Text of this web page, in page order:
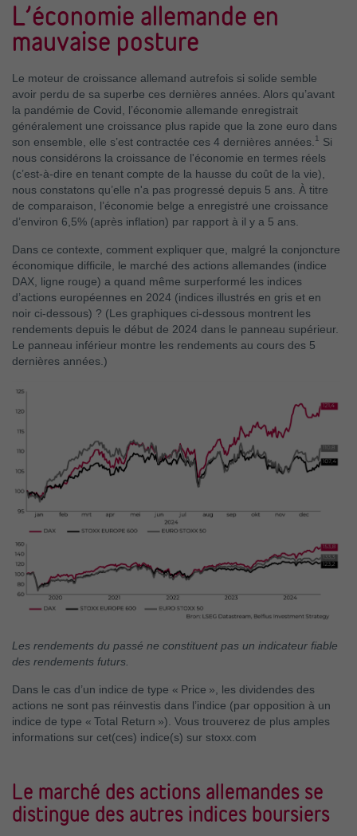
L’économie allemande en
mauvaise posture
Le moteur de croissance allemand autrefois si solide semble
avoir perdu de sa superbe ces dernières années. Alors qu’avant
la pandémie de Covid, l’économie allemande enregistrait
généralement une croissance plus rapide que la zone euro dans
son ensemble, elle s’est contractée ces 4 dernières années. 1 Si
nous considérons la croissance de l'économie en termes réels
(c’est-à-dire en tenant compte de la hausse du coût de la vie),
nous constatons qu’elle n'a pas progressé depuis 5 ans. À titre
de comparaison, l’économie belge a enregistré une croissance
d’environ 6,5% (après inflation) par rapport à il y a 5 ans.
Dans ce contexte, comment expliquer que, malgré la conjoncture
économique difficile, le marché des actions allemandes (indice
DAX, ligne rouge) a quand même surperformé les indices
d’actions européennes en 2024 (indices illustrés en gris et en
noir ci-dessous) ? (Les graphiques ci-dessous montrent les
rendements depuis le début de 2024 dans le panneau supérieur.
Le panneau inférieur montre les rendements au cours des 5
dernières années.)
Les rendements du passé ne constituent pas un indicateur fiable
des rendements futurs.
Dans le cas d’un indice de type « Price », les dividendes des
actions ne sont pas réinvestis dans l’indice (par opposition à un
indice de type « Total Return »). Vous trouverez de plus amples
informations sur cet(ces) indice(s) sur stoxx.com
Le marché des actions allemandes se
distingue des autres indices boursiers